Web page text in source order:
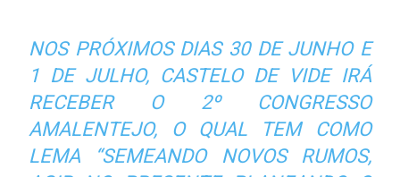
NOS PRÓXIMOS DIAS 30 DE JUNHO E
1 DE JULHO, CASTELO DE VIDE IRÁ
RECEBER O 2º CONGRESSO
AMALENTEJO, O QUAL TEM COMO
LEMA “SEMEANDO NOVOS RUMOS,